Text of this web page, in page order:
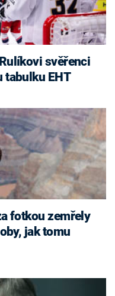
svěřenci
tabulku EHT
fotkou zemřely
jak tomu